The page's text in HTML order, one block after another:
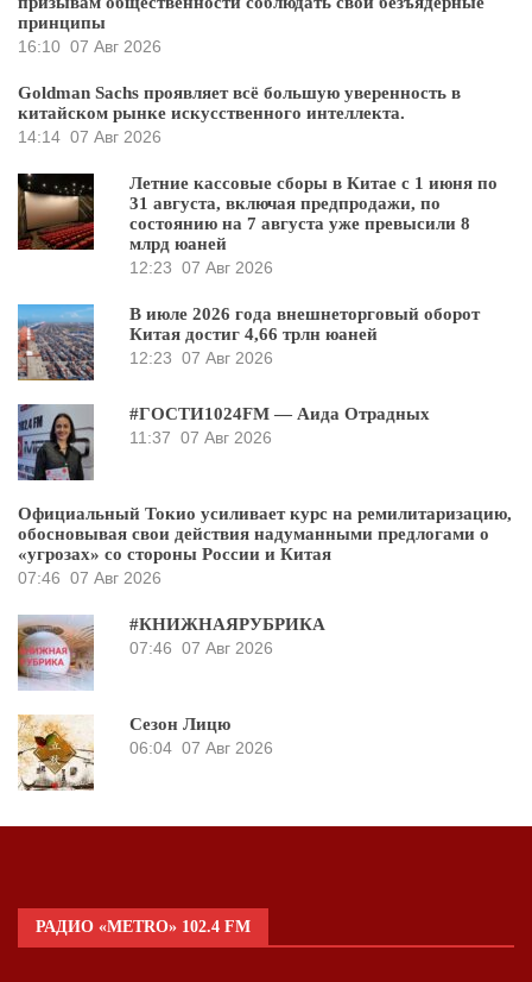
принципы
16:10 07 Авг 2026
Goldman Sachs проявляет всё большую уверенность в
китайском рынке искусственного интеллекта.
14:14 07 Авг 2026
Летние кассовые сборы в Китае с 1 июня по
31 августа, включая предпродажи, по
состоянию на 7 августа уже превысили 8
млрд юаней
12:23 07 Авг 2026
В июле 2026 года внешнеторговый оборот
Китая достиг 4,66 трлн юаней
12:23 07 Авг 2026
#ГОСТИ1024FM — Аида Отрадных
11:37 07 Авг 2026
Официальный Токио усиливает курс на ремилитаризацию,
обосновывая свои действия надуманными предлогами о
«угрозах» со стороны России и Китая
07:46 07 Авг 2026
#КНИЖНАЯРУБРИКА
07:46 07 Авг 2026
Сезон Лицю
06:04 07 Авг 2026
РАДИО «METRO» 102.4 FM